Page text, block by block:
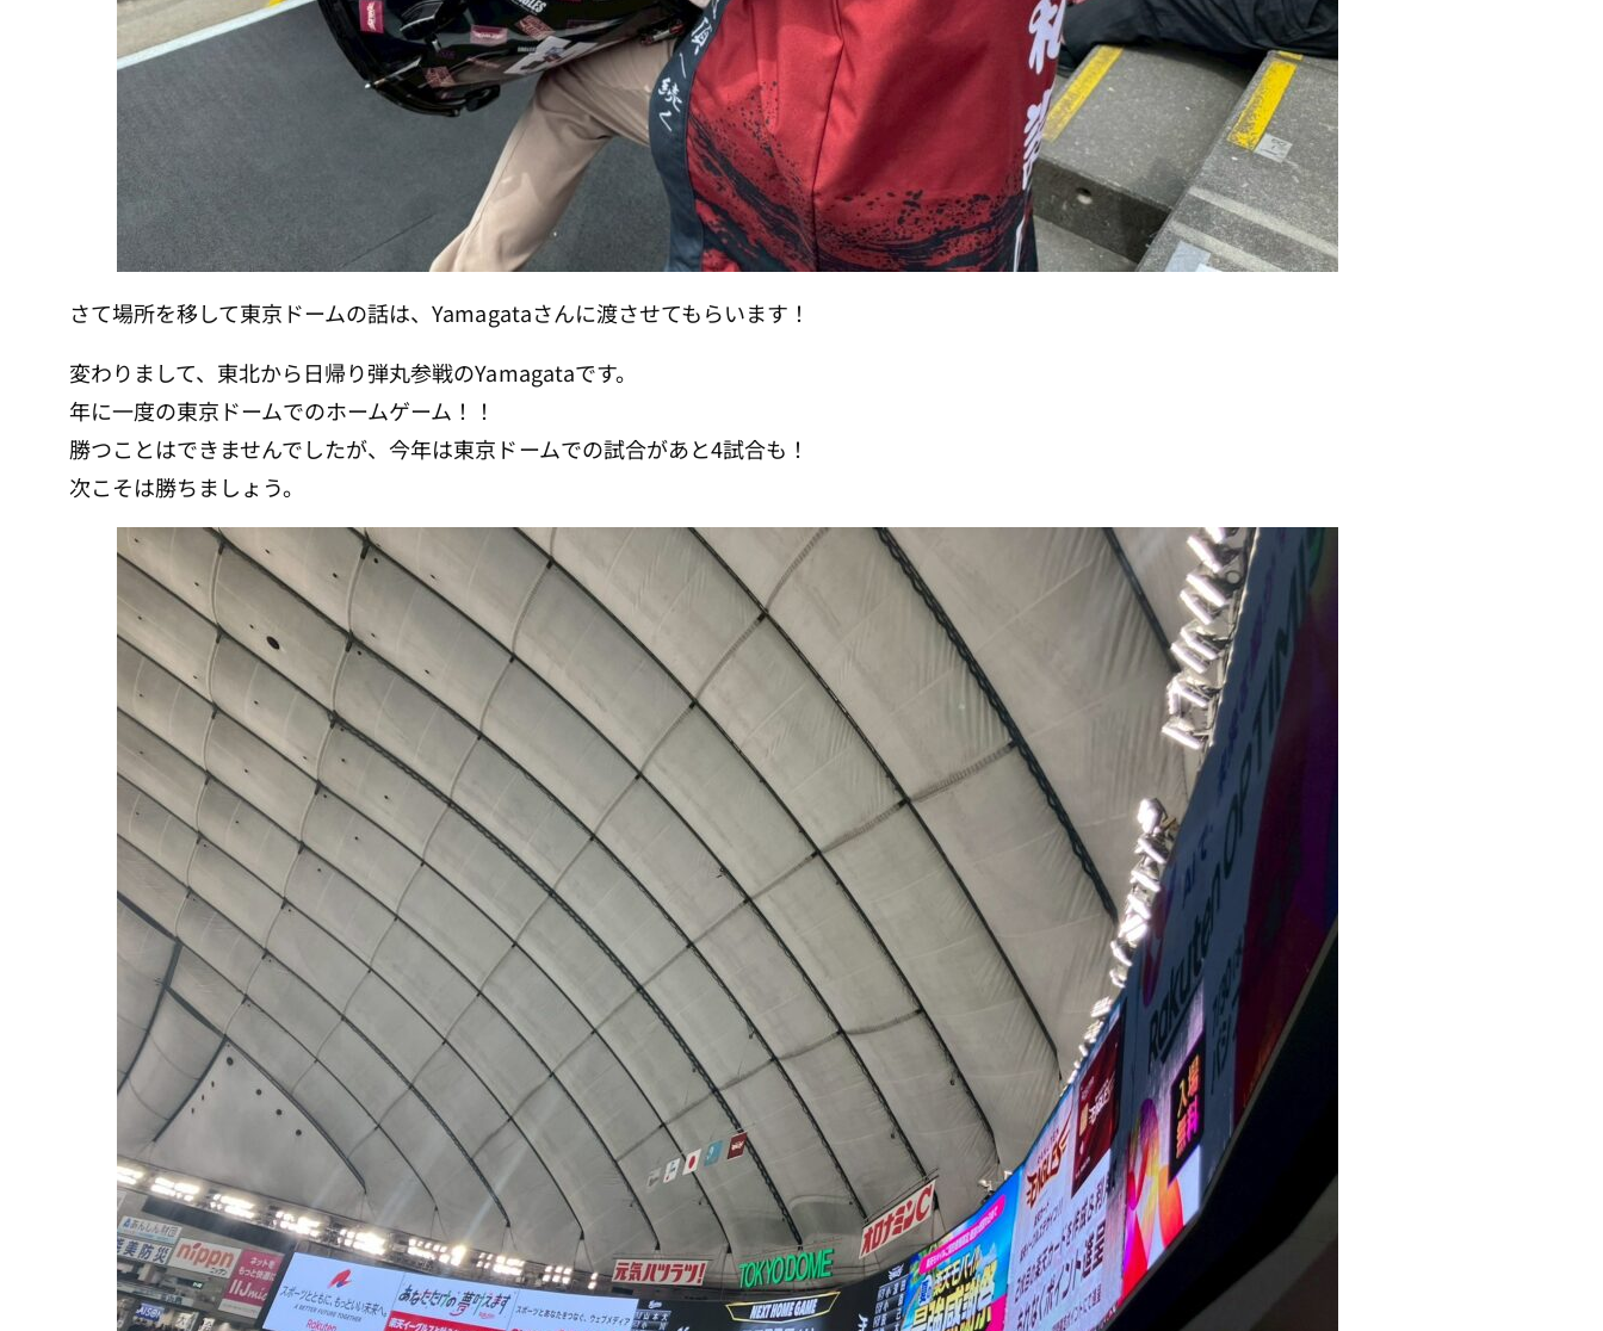
さて場所を移して東京ドームの話は、Yamagataさんに渡させてもらいます！
変わりまして、東北から日帰り弾丸参戦のYamagataです。
年に一度の東京ドームでのホームゲーム！！
勝つことはできませんでしたが、今年は東京ドームでの試合があと4試合も！
次こそは勝ちましょう。